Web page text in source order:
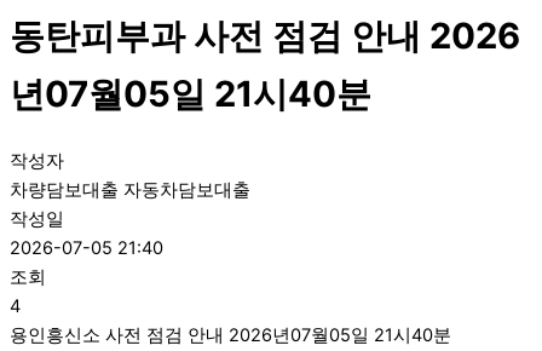
동탄피부과 사전 점검 안내 2026
년07월05일 21시40분
작성자
차량담보대출 자동차담보대출
작성일
2026-07-05 21:40
조회
4
용인흥신소 사전 점검 안내 2026년07월05일 21시40분